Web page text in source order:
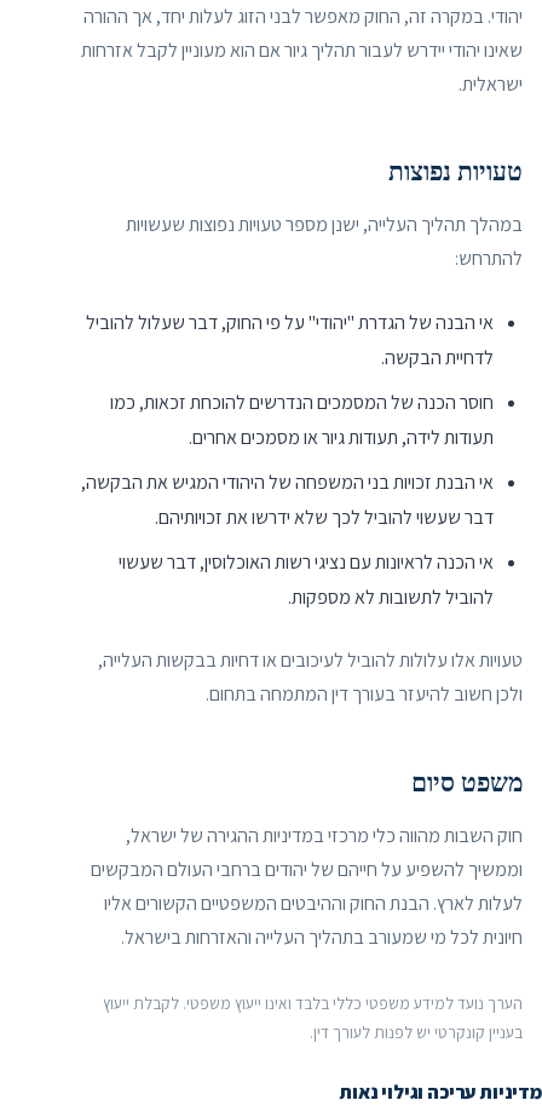
יהודי. במקרה זה, החוק מאפשר לבני הזוג לעלות יחד, אך ההורה
שאינו יהודי יידרש לעבור תהליך גיור אם הוא מעוניין לקבל אזרחות
ישראלית.
טעויות נפוצות
במהלך תהליך העלייה, ישנן מספר טעויות נפוצות שעשויות
להתרחש:
אי הבנה של הגדרת "יהודי" על פי החוק, דבר שעלול להוביל
לדחיית הבקשה.
חוסר הכנה של המסמכים הנדרשים להוכחת זכאות, כמו
תעודות לידה, תעודות גיור או מסמכים אחרים.
אי הבנת זכויות בני המשפחה של היהודי המגיש את הבקשה,
דבר שעשוי להוביל לכך שלא ידרשו את זכויותיהם.
אי הכנה לראיונות עם נציגי רשות האוכלוסין, דבר שעשוי
להוביל לתשובות לא מספקות.
טעויות אלו עלולות להוביל לעיכובים או דחיות בבקשות העלייה,
ולכן חשוב להיעזר בעורך דין המתמחה בתחום.
משפט סיום
חוק השבות מהווה כלי מרכזי במדיניות ההגירה של ישראל,
וממשיך להשפיע על חייהם של יהודים ברחבי העולם המבקשים
לעלות לארץ. הבנת החוק וההיבטים המשפטיים הקשורים אליו
חיונית לכל מי שמעורב בתהליך העלייה והאזרחות בישראל.
הערך נועד למידע משפטי כללי בלבד ואינו ייעוץ משפטי. לקבלת ייעוץ
בעניין קונקרטי יש לפנות לעורך דין.
מדיניות עריכה וגילוי נאות